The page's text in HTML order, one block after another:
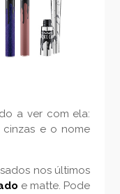
a ver com ela:
cinzas e o nome
nos últimos
e matte. Pode